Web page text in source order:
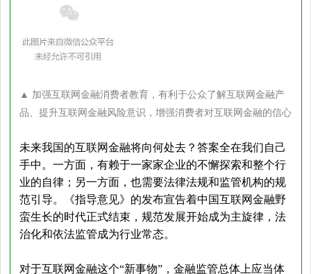
▲ 加强互联网金融消费者教育，有利于公众了解互联网金融产
品、提升互联网金融风险意识，增强消费者对互联 网金融的信心
未来我国的互联网金融将向何处去？答案全在我们自己
手中。一方面，有赖于一家家企业的不懈探索和整个行
业的自律；另一方面，也需要法律法规和监管机构的规
范引导。《指导意见》的发布宣告着中国互联网金融野
蛮生长的时代正式结束，规范发展开始成为主旋律，法
治化和依法监管成为行业常态。
对于互联网金融这个“新事物”，金融监管总体上应当体